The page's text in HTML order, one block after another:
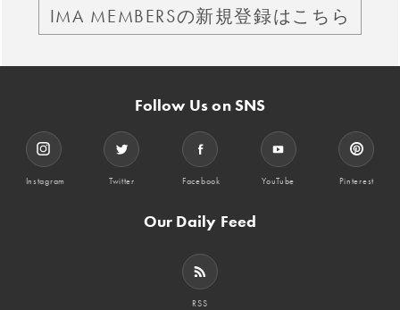
IMA MEMBERSの新規登録はこちら
Follow Us on SNS
Instagram Twitter Facebook YouTube Pinterest
Our Daily Feed
RSS